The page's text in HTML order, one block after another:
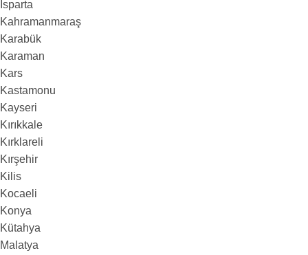
Isparta
Kahramanmaraş
Karabük
Karaman
Kars
Kastamonu
Kayseri
Kırıkkale
Kırklareli
Kırşehir
Kilis
Kocaeli
Konya
Kütahya
Malatya